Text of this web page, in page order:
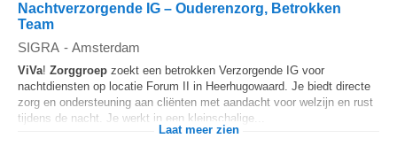
Nachtverzorgende IG – Ouderenzorg, Betrokken
Team
SIGRA - Amsterdam
ViVa! Zorggroep zoekt een betrokken Verzorgende IG voor
nachtdiensten op locatie Forum II in Heerhugowaard. Je biedt directe
zorg en ondersteuning aan cliënten met aandacht voor welzijn en rust
tijdens de nacht. Je werkt in een kleinschalige...
Laat meer zien